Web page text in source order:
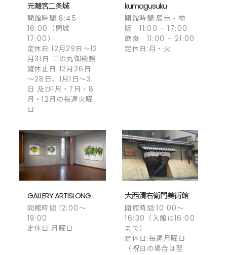
元離宮二条城
開館時間:8:45-
16:00（閉城
17:00）
定休日:12月29日～12
月31日 二の丸御殿観
覧休止日 12月26日
～28日、1月1日～3
日 及び1月・7月・8
月・12月の毎週火曜
日
kumagusuku
開館時間:展示・物
販 11:00 - 17:00
飲食 11:00 - 21:00
定休日:月・火
GALLERY ARTISLONG
開館時間:12:00～
19:00
定休日:月曜日
大西清右衛門美術館
開館時間:10:00～
16:30（入館は16:00
まで）
定休日:毎週月曜日
（祝日の場合は翌